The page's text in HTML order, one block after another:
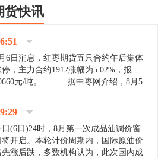
货快讯
6日消息，红枣期货五只合约午后集体
停，主力合约1912涨幅为5.02%，报
元/吨。 据中枣网介绍，8月5
好货依旧惜售挺...
日(6日)24时，8月第一次成品油调价窗
将开启。本轮计价周期内，国际原油价
先涨后跌，多数机构认为，此次国内成